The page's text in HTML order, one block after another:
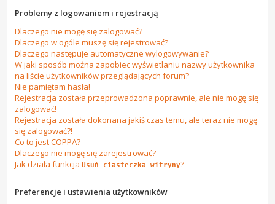
Problemy z logowaniem i rejestracją
Dlaczego nie mogę się zalogować?
Dlaczego w ogóle muszę się rejestrować?
Dlaczego następuje automatyczne wylogowywanie?
W jaki sposób można zapobiec wyświetlaniu nazwy użytkownika
na liście użytkowników przeglądających forum?
Nie pamiętam hasła!
Rejestracja została przeprowadzona poprawnie, ale nie mogę się
zalogować!
Rejestracja została dokonana jakiś czas temu, ale teraz nie mogę
się zalogować?!
Co to jest COPPA?
Dlaczego nie mogę się zarejestrować?
Jak działa funkcjaUsuń ciasteczka witryny?
Preferencje i ustawienia użytkowników